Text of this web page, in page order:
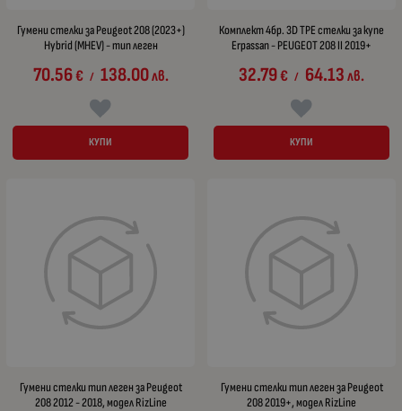
Гумени стелки за Peugeot 208 (2023+)
Hybrid (MHEV) - тип леген
70.56€ / 138.00лв.
КУПИ
Комплект 4бр. 3D TPE стелки за купе
Erpassan - PEUGEOT 208 II 2019+
32.79€ / 64.13лв.
КУПИ
Гумени стелки тип леген за Peugeot
208 2012 - 2018, модел RizLine
Гумени стелки тип леген за Peugeot
208 2019+, модел RizLine